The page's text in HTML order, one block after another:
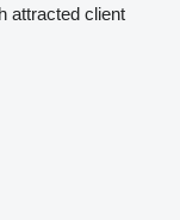
attracted client